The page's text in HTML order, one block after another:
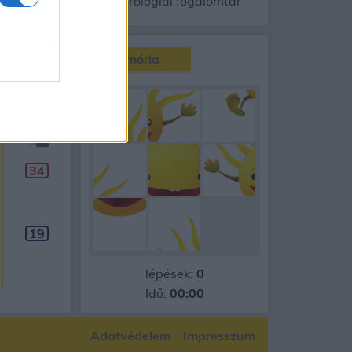
34
19
Memória
lépések: 0
Idő: 00:00
Adatvédelem Impresszum